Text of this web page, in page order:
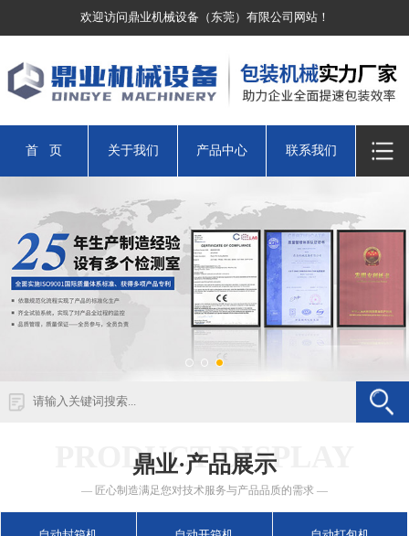
欢迎访问鼎业机械设备（东莞）有限公司网站！
首 页 关于我们 产品中心 联系我们
PRODUCT DISPLAY
鼎业·产品展示
— 匠心制造满足您对技术服务与产品品质的需求 —